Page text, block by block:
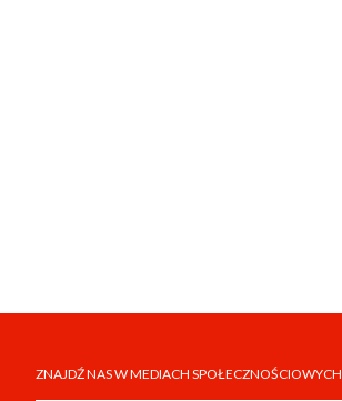
ZNAJDŹ NAS W MEDIACH SPOŁECZNOŚCIOWYCH